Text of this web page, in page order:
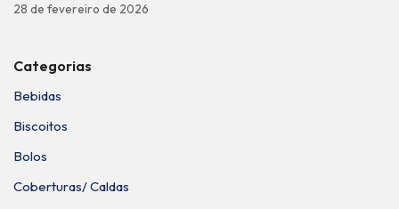
28 de fevereiro de 2026
Categorias
Bebidas
Biscoitos
Bolos
Coberturas/ Caldas